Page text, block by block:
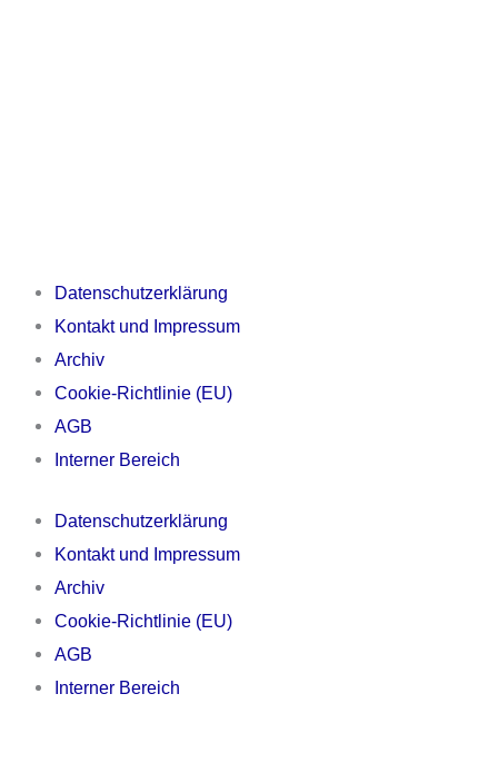
Datenschutzerklärung
Kontakt und Impressum
Archiv
Cookie-Richtlinie (EU)
AGB
Interner Bereich
Datenschutzerklärung
Kontakt und Impressum
Archiv
Cookie-Richtlinie (EU)
AGB
Interner Bereich